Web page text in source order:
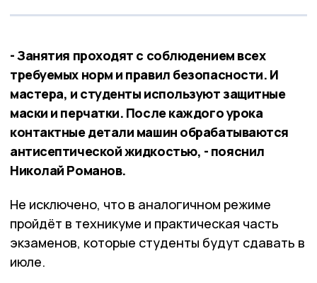
- Занятия проходят с соблюдением всех
требуемых норм и правил безопасности. И
мастера, и студенты используют защитные
маски и перчатки. После каждого урока
контактные детали машин обрабатываются
антисептической жидкостью, - пояснил
Николай Романов.
Не исключено, что в аналогичном режиме
пройдёт в техникуме и практическая часть
экзаменов, которые студенты будут сдавать в
июле.